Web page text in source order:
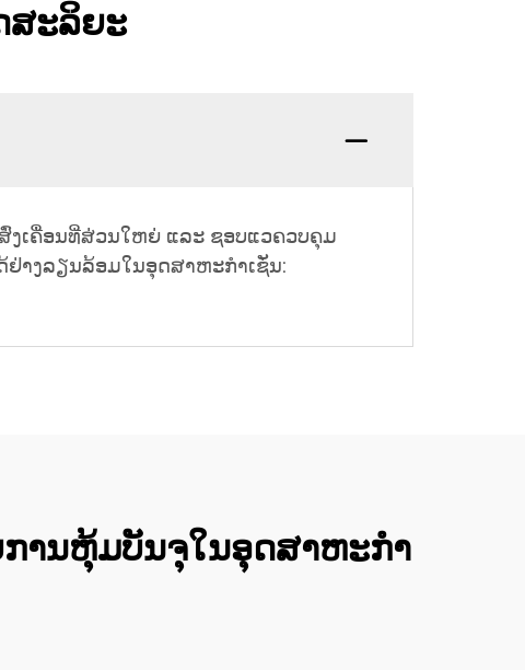
ສະລິຍະ
ງເຄື່ອນທີ່ສ່ວນໃຫຍ່ ແລະ ຊອບແວຄວບຄຸມ
ຢ່າງລຽນລ້ອມໃນອຸດສາຫະກໍາເຊັ່ນ:
ານຫຸ້ມບັນຈຸໃນອຸດສາຫະກໍາ